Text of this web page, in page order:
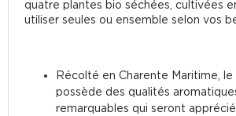
quatre plantes bio séchées, cultivées
utiliser seules ou ensemble selon vos
Récolté en Charente Maritime,
possède des qualités
remarquables qui seront